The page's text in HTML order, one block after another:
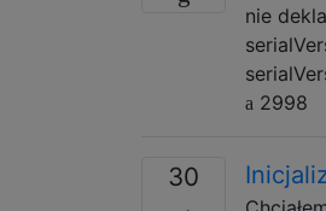
nie
2998
30